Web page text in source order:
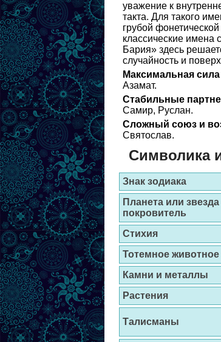
уважение к
такта. Для такого
грубой
классические имена
Бария» здесь
случайность и
Максимальная
Азамат.
Стабильные
Самир, Руслан.
Сложный союз и
Святослав.
Символика
Знак зодиака
Планета или звезда
покровитель
Стихия
Тотемное животное
Камни и металлы
Растения
Талисманы